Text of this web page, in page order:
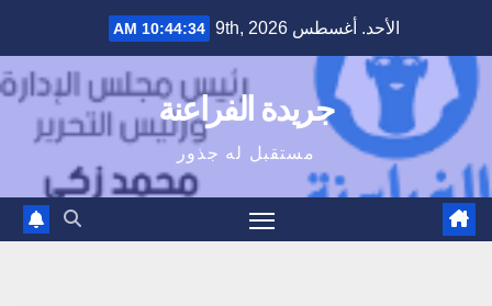
content
الأحد. أغسطس 9th, 2026 10:44:35 AM
جريدة الفراعنة
مستقبل له جذور